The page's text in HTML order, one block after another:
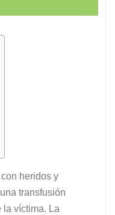
heridos y
transfusión
la víctima. La